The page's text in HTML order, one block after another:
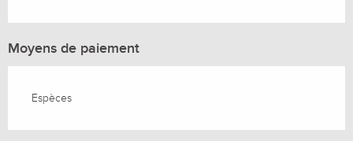
Moyens de paiement
Espèces